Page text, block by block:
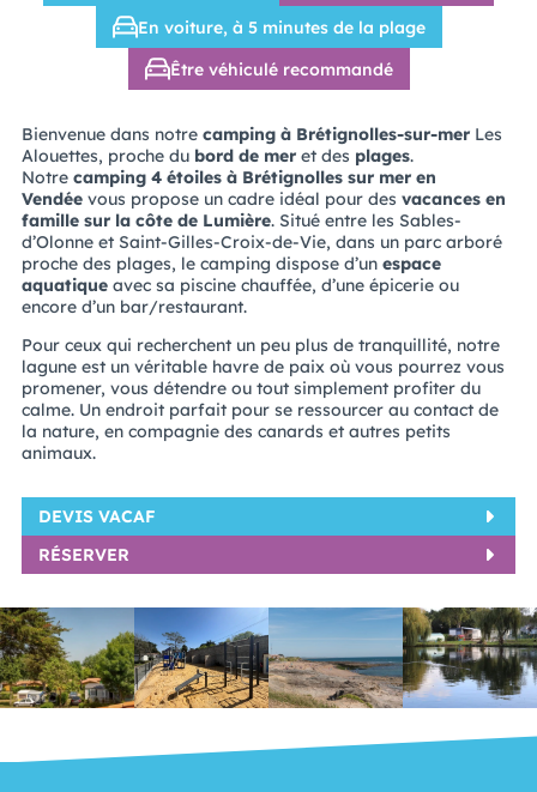
En voiture, à 5 minutes de la plage
Être véhiculé recommandé
Bienvenue dans notrecamping à Brétignolles-sur-merLes
Alouettes, proche du bord de meret des plages.
Notre camping 4 étoiles à Brétignolles sur mer en
Vendéevous propose un cadre idéal pour des vacances en
famille sur la côte de Lumière. Situé entre les Sables-
d’Olonne et Saint-Gilles-Croix-de-Vie, dans un parc arboré
proche des plages, le camping dispose d’un espace
aquatiqueavec sa piscine chauffée, d’une épicerie ou
encore d’un bar/restaurant.
Pour ceux qui recherchent un peu plus de tranquillité, notre
lagune est un véritable havre de paix où vous pourrez vous
promener, vous détendre ou tout simplement profiter du
calme. Un endroit parfait pour se ressourcer au contact de
la nature, en compagnie des canards et autres petits
animaux.
DEVIS VACAF
RÉSERVER